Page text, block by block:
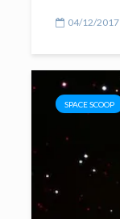
04/12/2017
SPACE SCOOP